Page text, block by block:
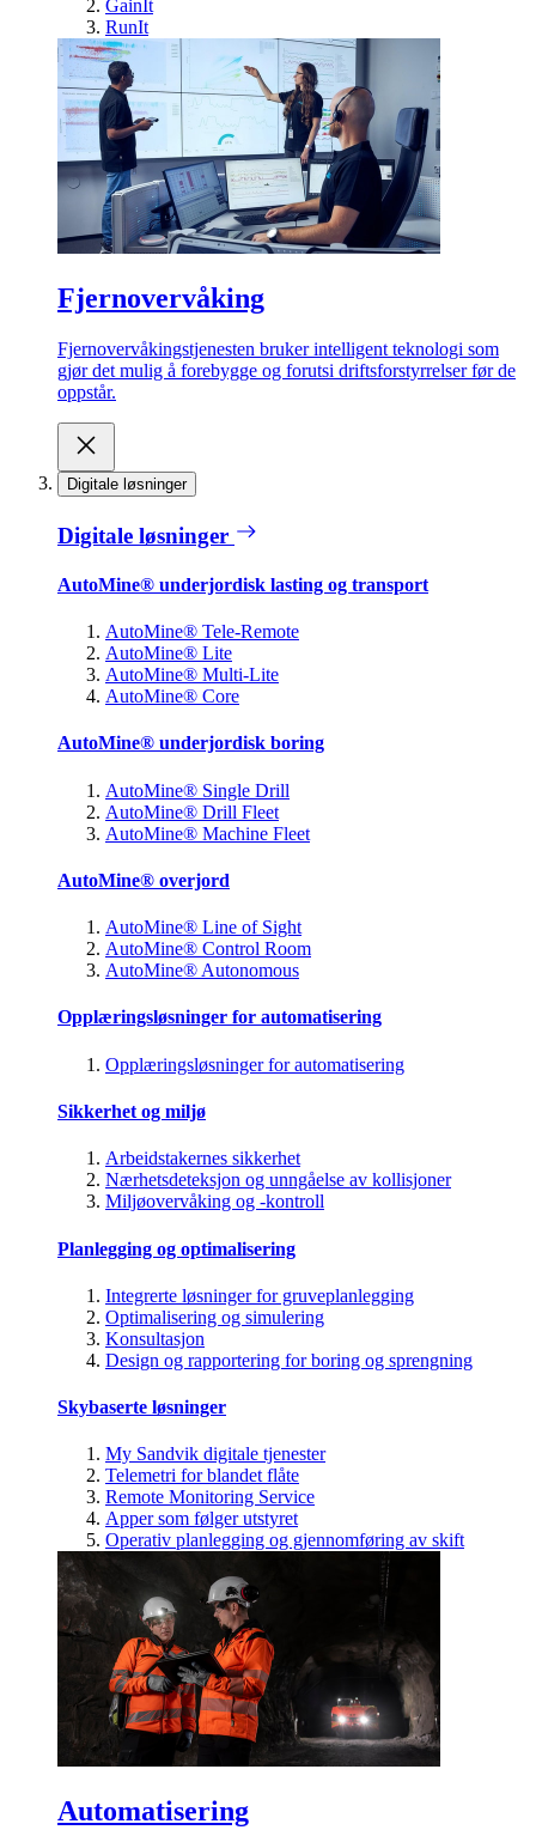
GainIt
RunIt
Fjernovervåking
Fjernovervåkingstjenesten bruker intelligent teknologi som
gjør det mulig å forebygge og forutsi driftsforstyrrelser før de
oppstår.
Digitale løsninger
Digitale løsninger
AutoMine® underjordisk lasting og transport
AutoMine® Tele-Remote
AutoMine® Lite
AutoMine® Multi-Lite
AutoMine® Core
AutoMine® underjordisk boring
AutoMine® Single Drill
AutoMine® Drill Fleet
AutoMine® Machine Fleet
AutoMine® overjord
AutoMine® Line of Sight
AutoMine® Control Room
AutoMine® Autonomous
Opplæringsløsninger for automatisering
Opplæringsløsninger for automatisering
Sikkerhet og miljø
Arbeidstakernes sikkerhet
Nærhetsdeteksjon og unngåelse av kollisjoner
Miljøovervåking og -kontroll
Planlegging og optimalisering
Integrerte løsninger for gruveplanlegging
Optimalisering og simulering
Konsultasjon
Design og rapportering for boring og sprengning
Skybaserte løsninger
My Sandvik digitale tjenester
Telemetri for blandet flåte
Remote Monitoring Service
Apper som følger utstyret
Operativ planlegging og gjennomføring av skift
Automatisering